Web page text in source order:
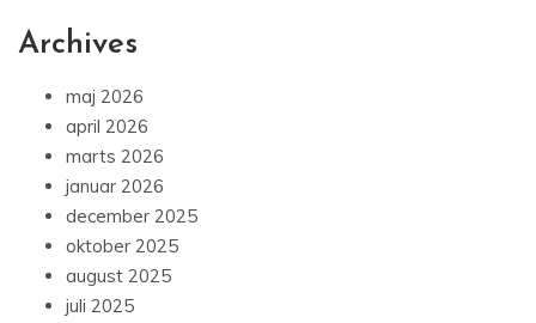
Archives
maj 2026
april 2026
marts 2026
januar 2026
december 2025
oktober 2025
august 2025
juli 2025